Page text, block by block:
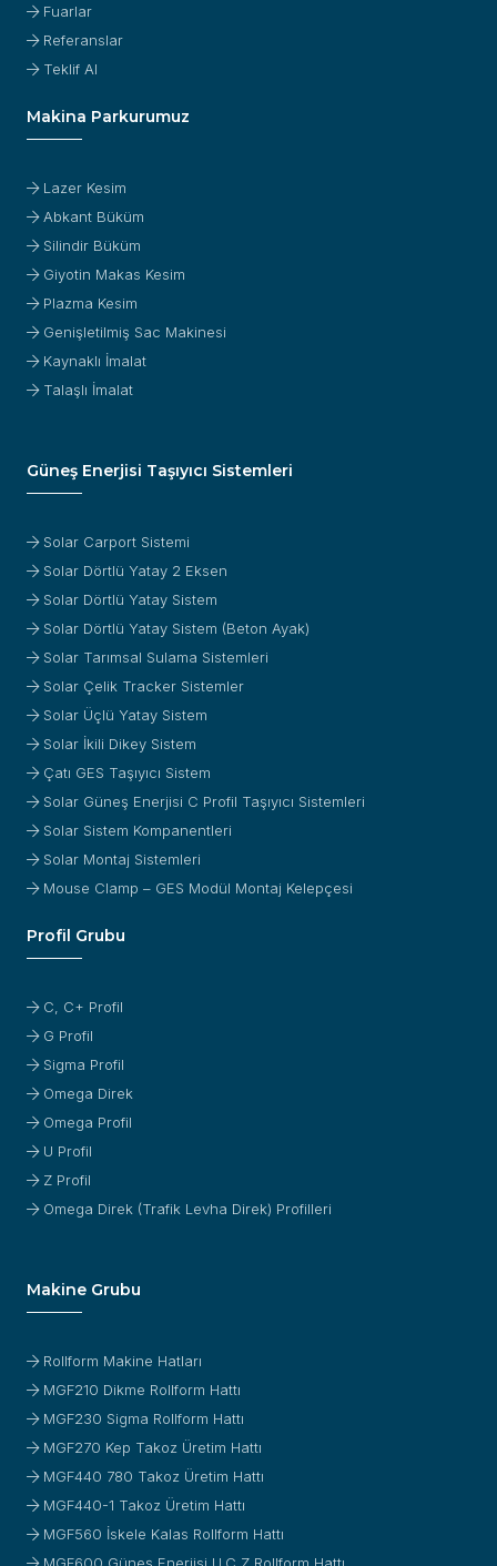
Fuarlar
Referanslar
Teklif Al
Makina Parkurumuz
Lazer Kesim
Abkant Büküm
Silindir Büküm
Giyotin Makas Kesim
Plazma Kesim
Genişletilmiş Sac Makinesi
Kaynaklı İmalat
Talaşlı İmalat
Güneş Enerjisi Taşıyıcı Sistemleri
Solar Carport Sistemi
Solar Dörtlü Yatay 2 Eksen
Solar Dörtlü Yatay Sistem
Solar Dörtlü Yatay Sistem (Beton Ayak)
Solar Tarımsal Sulama Sistemleri
Solar Çelik Tracker Sistemler
Solar Üçlü Yatay Sistem
Solar İkili Dikey Sistem
Çatı GES Taşıyıcı Sistem
Solar Güneş Enerjisi C Profil Taşıyıcı Sistemleri
Solar Sistem Kompanentleri
Solar Montaj Sistemleri
Mouse Clamp – GES Modül Montaj Kelepçesi
Profil Grubu
C, C+ Profil
G Profil
Sigma Profil
Omega Direk
Omega Profil
U Profil
Z Profil
Omega Direk (Trafik Levha Direk) Profilleri
Makine Grubu
Rollform Makine Hatları
MGF210 Dikme Rollform Hattı
MGF230 Sigma Rollform Hattı
MGF270 Kep Takoz Üretim Hattı
MGF440 780 Takoz Üretim Hattı
MGF440-1 Takoz Üretim Hattı
MGF560 İskele Kalas Rollform Hattı
MGF600 Güneş Enerjisi U,C,Z Rollform Hattı